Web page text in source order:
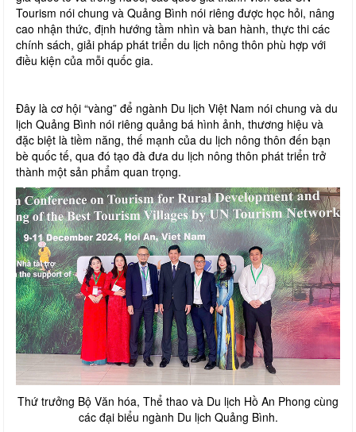
Tourism nói chung và Quảng Bình nói riêng được học hỏi, nâng
cao nhận thức, định hướng tầm nhìn và ban hành, thực thi các
chính sách, giải pháp phát triển du lịch nông thôn phù hợp với
điều kiện của mỗi quốc gia.
Đây là cơ hội “vàng” để ngành Du lịch Việt Nam nói chung và du
lịch Quảng Bình nói riêng quảng bá hình ảnh, thương hiệu và
đặc biệt là tiềm năng, thế mạnh của du lịch nông thôn đến bạn
bè quốc tế, qua đó tạo đà đưa du lịch nông thôn phát triển trở
thành một sản phẩm quan trọng.
Thứ trưởng Bộ Văn hóa, Thể thao và Du lịch Hồ An Phong cùng
các đại biểu ngành Du lịch Quảng Bình.